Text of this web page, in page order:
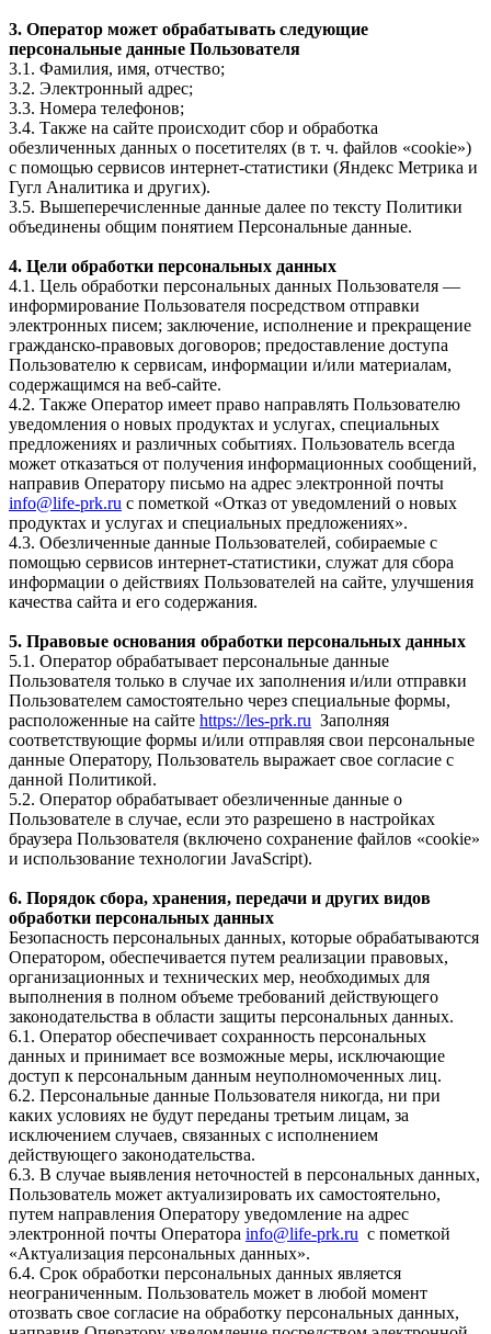
3. Оператор может обрабатывать следующие
персональные данные Пользователя
3.1. Фамилия, имя, отчество;
3.2. Электронный адрес;
3.3. Номера телефонов;
3.4. Также на сайте происходит сбор и обработка
обезличенных данных о посетителях (в т. ч. файлов «cookie»)
с помощью сервисов интернет-статистики (Яндекс Метрика и
Гугл Аналитика и других).
3.5. Вышеперечисленные данные далее по тексту Политики
объединены общим понятием Персональные данные.
4. Цели обработки персональных данных
4.1. Цель обработки персональных данных Пользователя —
информирование Пользователя посредством отправки
электронных писем; заключение, исполнение и прекращение
гражданско-правовых договоров; предоставление доступа
Пользователю к сервисам, информации и/или материалам,
содержащимся на веб-сайте.
4.2. Также Оператор имеет право направлять Пользователю
уведомления о новых продуктах и услугах, специальных
предложениях и различных событиях. Пользователь всегда
может отказаться от получения информационных сообщений,
направив Оператору письмо на адрес электронной почты
info@life-prk.ru с пометкой «Отказ от уведомлений о новых
продуктах и услугах и специальных предложениях».
4.3. Обезличенные данные Пользователей, собираемые с
помощью сервисов интернет-статистики, служат для сбора
информации о действиях Пользователей на сайте, улучшения
качества сайта и его содержания.
5. Правовые основания обработки персональных данных
5.1. Оператор обрабатывает персональные данные
Пользователя только в случае их заполнения и/или отправки
Пользователем самостоятельно через специальные формы,
расположенные на сайте https://les-prk.ru Заполняя
соответствующие формы и/или отправляя свои персональные
данные Оператору, Пользователь выражает свое согласие с
данной Политикой.
5.2. Оператор обрабатывает обезличенные данные о
Пользователе в случае, если это разрешено в настройках
браузера Пользователя (включено сохранение файлов «cookie»
и использование технологии JavaScript).
6. Порядок сбора, хранения, передачи и других видов
обработки персональных данных
Безопасность персональных данных, которые обрабатываются
Оператором, обеспечивается путем реализации правовых,
организационных и технических мер, необходимых для
выполнения в полном объеме требований действующего
законодательства в области защиты персональных данных.
6.1. Оператор обеспечивает сохранность персональных
данных и принимает все возможные меры, исключающие
доступ к персональным данным неуполномоченных лиц.
6.2. Персональные данные Пользователя никогда, ни при
каких условиях не будут переданы третьим лицам, за
исключением случаев, связанных с исполнением
действующего законодательства.
6.3. В случае выявления неточностей в персональных данных,
Пользователь может актуализировать их самостоятельно,
путем направления Оператору уведомление на адрес
электронной почты Оператора info@life-prk.ru с пометкой
«Актуализация персональных данных».
6.4. Срок обработки персональных данных является
неограниченным. Пользователь может в любой момент
отозвать свое согласие на обработку персональных данных,